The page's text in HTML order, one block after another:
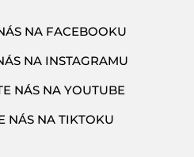
NA FACEBOOKU
NA INSTAGRAMU
NÁS NA YOUTUBE
NÁS NA TIKTOKU